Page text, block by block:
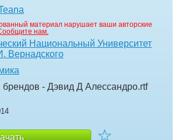
материал нарушает ваши авторские
нам.
Национальный Университет
Вернадского
- Дэвид Д Алессандро.rtf
☆